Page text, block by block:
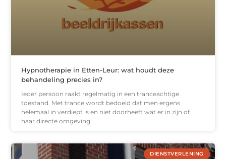
Hypnotherapie in Etten-Leur: wat houdt deze
behandeling precies in?
Ieder persoon raakt regelmatig in een tranceachtige
toestand. Met trance wordt bedoeld dat men ergens
helemaal in verdiept is en niet doorheeft wat er in zijn of
haar directe omgeving
DIENSTVERLENING